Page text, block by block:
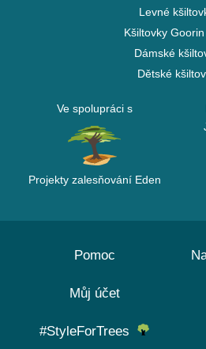
Levné
Kšiltovky
Dámské
Dětské
Ve spolupráci s
Projekty zalesňování Eden
Pomoc
Můj účet
#StyleForTrees